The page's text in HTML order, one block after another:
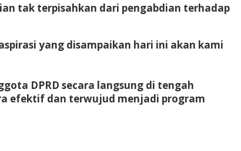
tak terpisahkan dari pengabdian terhadap
yang disampaikan hari ini akan kami
DPRD secara langsung di tengah
efektif dan terwujud menjadi program